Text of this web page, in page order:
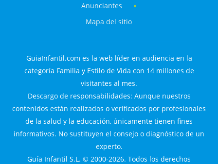
Anunciantes
Mapa del sitio
GuiaInfantil.com es la web líder en audiencia en la
categoría Familia y Estilo de Vida con 14 millones de
visitantes al mes.
Descargo de responsabilidades: Aunque nuestros
contenidos están realizados o verificados por profesionales
de la salud y la educación, únicamente tienen fines
informativos. No sustituyen el consejo o diagnóstico de un
experto.
Guía Infantil S.L. © 2000-2026. Todos los derechos